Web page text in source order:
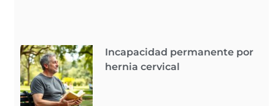
Incapacidad permanente por
hernia cervical